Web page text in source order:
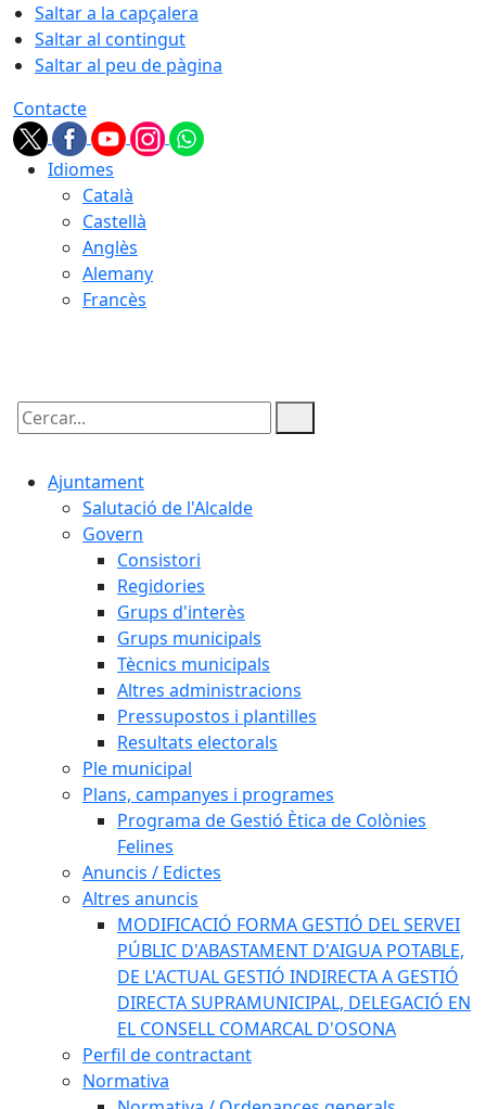
Saltar a la capçalera
Saltar al contingut
Saltar al peu de pàgina
Contacte
Idiomes
Català
Castellà
Anglès
Alemany
Francès
Cercar:
Ajuntament
Salutació de l'Alcalde
Govern
Consistori
Regidories
Grups d'interès
Grups municipals
Tècnics municipals
Altres administracions
Pressupostos i plantilles
Resultats electorals
Ple municipal
Plans, campanyes i programes
Programa de Gestió Ètica de Colònies
Felines
Anuncis / Edictes
Altres anuncis
MODIFICACIÓ FORMA GESTIÓ DEL SERVEI
PÚBLIC D'ABASTAMENT D'AIGUA POTABLE,
DE L'ACTUAL GESTIÓ INDIRECTA A GESTIÓ
DIRECTA SUPRAMUNICIPAL, DELEGACIÓ EN
EL CONSELL COMARCAL D'OSONA
Perfil de contractant
Normativa